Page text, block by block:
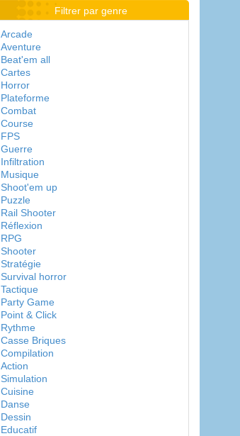
Filtrer par genre
Arcade
Aventure
Beat'em all
Cartes
Horror
Plateforme
Combat
Course
FPS
Guerre
Infiltration
Musique
Shoot'em up
Puzzle
Rail Shooter
Réflexion
RPG
Shooter
Stratégie
Survival horror
Tactique
Party Game
Point & Click
Rythme
Casse Briques
Compilation
Action
Simulation
Cuisine
Danse
Dessin
Educatif